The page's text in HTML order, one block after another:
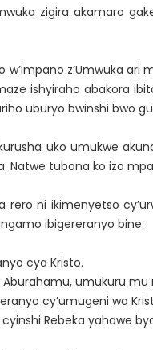
zigira akamaro
z’Umwuka ari
ishyiraho abakora
uburyo bwinshi bwo
uko umukwe
Natwe tubona ko izo
rero ni ikimenyetso
ibigereranyo bine:
cya Kristo.
umukuru mu
cy’umugeni wa
Rebeka yahawe